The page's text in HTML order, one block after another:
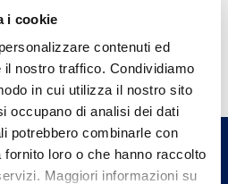
i cookie
contenuti ed
nostro traffico. Condividiamo
in cui utilizza il nostro sito
occupano di analisi dei dati
potrebbero combinarle con
loro o che hanno raccolto
Maggiori informazioni su
di
vicina a te e parla con